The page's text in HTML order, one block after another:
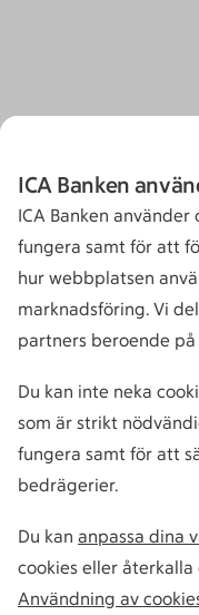
ICA Banken
ICA Banken
fungera samt för att
hur webbplatsen
marknadsföring. Vi
partners beroende på
Du kan inte neka
som är strikt
fungera samt för att
bedrägerier.
Du kan anpassa dina
cookies eller
Användning av